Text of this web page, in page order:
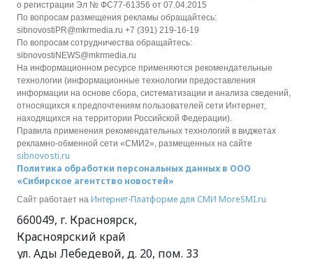
о регистрации Эл № ФС77-61356 от 07.04.2015
По вопросам размещения рекламы обращайтесь:
sibnovostiPR@mkrmedia.ru +7 (391) 219-16-19
По вопросам сотрудничества обращайтесь:
sibnovostiNEWS@mkrmedia.ru
На информационном ресурсе применяются рекомендательные
технологии (информационные технологии предоставления
информации на основе сбора, систематизации и анализа сведений,
относящихся к предпочтениям пользователей сети Интернет,
находящихся на территории Российской Федерации).
Правила применения рекомендательных технологий в виджетах
рекламно-обменной сети «СМИ2», размещенных на сайте
sibnovosti.ru
Политика обработки персональных данных в ООО
«Сибирское агентство новостей»
Сайт работает на Интернет-Платформе для СМИ MoreSMI.ru
660049, г. Красноярск,
Красноярский край
ул. Ады Лебедевой, д. 20, пом. 33